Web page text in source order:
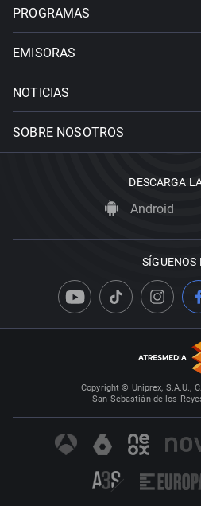
PROGRAMAS
EMISORAS
NOTICIAS
SOBRE NOSOTROS
DESCARGA
Android
SÍGUENOS
Copyright © Uniprex, S.A.U.,
San Sebastián de los